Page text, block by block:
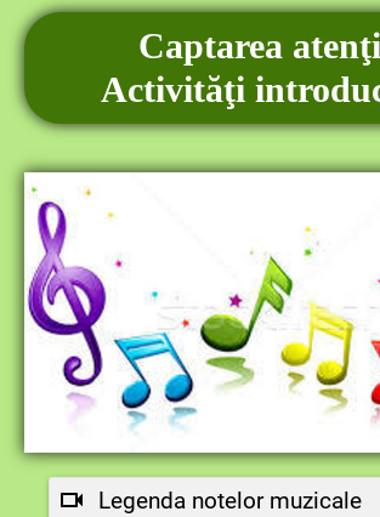
Captarea
Activităţi
Legenda notelor muzicale